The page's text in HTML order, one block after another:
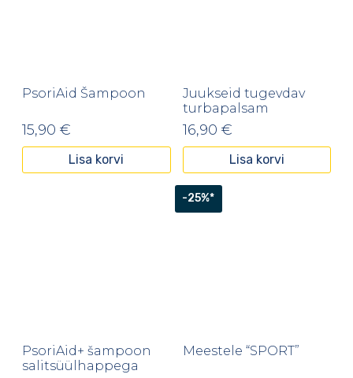
PsoriAid Šampoon
15,90 €
Lisa korvi
Juukseid tugevdav
turbapalsam
16,90 €
Lisa korvi
PsoriAid+ šampoon
salitsüülhappega
-25%*
Meestele “SPORT”